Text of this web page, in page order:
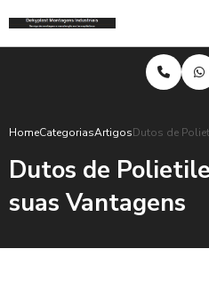
HomeCategoriasArtigosDutos de
Dutos de
suas Vantagens